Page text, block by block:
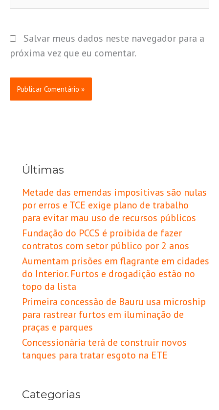
Salvar meus dados neste navegador para a
próxima vez que eu comentar.
Últimas
Metade das emendas impositivas são nulas
por erros e TCE exige plano de trabalho
para evitar mau uso de recursos públicos
Fundação do PCCS é proibida de fazer
contratos com setor público por 2 anos
Aumentam prisões em flagrante em cidades
do Interior. Furtos e drogadição estão no
topo da lista
Primeira concessão de Bauru usa microship
para rastrear furtos em iluminação de
praças e parques
Concessionária terá de construir novos
tanques para tratar esgoto na ETE
Categorias